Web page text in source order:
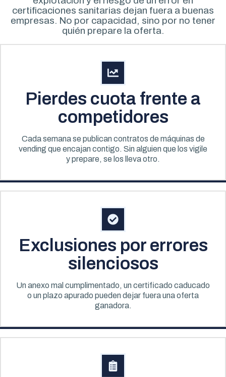
certificaciones sanitarias dejan fuera a buenas
empresas. No por capacidad, sino por no tener
quién prepare la oferta.
Pierdes cuota frente a
competidores
Cada semana se publican contratos de máquinas de
vending que encajan contigo. Sin alguien que los vigile
y prepare, se los lleva otro.
Exclusiones por errores
silenciosos
Un anexo mal cumplimentado, un certificado caducado
o un plazo apurado pueden dejar fuera una oferta
ganadora.